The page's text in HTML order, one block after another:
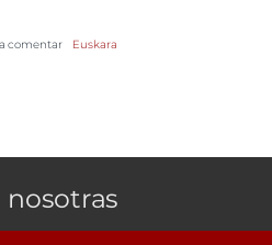
de ayuda a domicilio preocupada
comentar Euskara
nosotras